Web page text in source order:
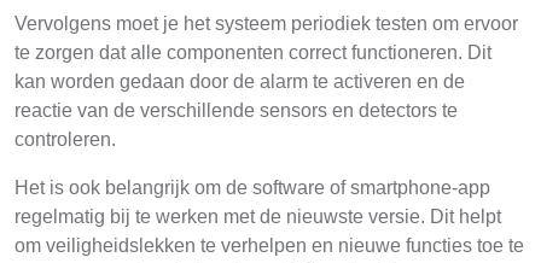
Vervolgens moet je het systeem periodiek testen om ervoor
te zorgen dat alle componenten correct functioneren. Dit
kan worden gedaan door de alarm te activeren en de
reactie van de verschillende sensors en detectors te
controleren.
Het is ook belangrijk om de software of smartphone-app
regelmatig bij te werken met de nieuwste versie. Dit helpt
om veiligheidslekken te verhelpen en nieuwe functies toe te